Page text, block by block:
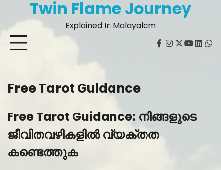
content
Twin Flame Journey
Explained In Malayalam
facebook
instagram
twitter
youtube
Free Tarot Guidance
Free Tarot Guidance: നിങ്ങളുടെ
ജീവിതവഴികളിൽ വ്യക്തത
കണ്ടെത്തുക